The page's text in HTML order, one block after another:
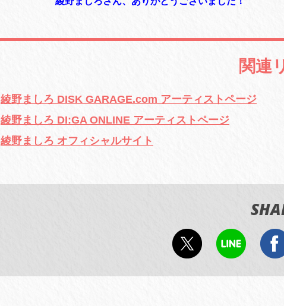
関連
綾野ましろ DISK GARAGE.com アーティストページ
綾野ましろ DI:GA ONLINE アーティストページ
綾野ましろ オフィシャルサイト